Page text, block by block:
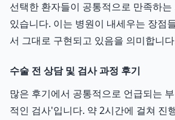
선택한 환자들이 공통적으로 만족하
있습니다. 이는 병원이 내세우는 장점
서 그대로 구현되고 있음을 의미합니
수술 전 상담 및 검사 과정 후기
많은 후기에서 공통적으로 언급되는
적인 검사'입니다. 약 2시간에 걸쳐 진